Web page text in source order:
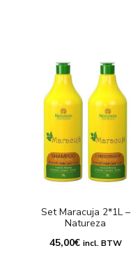
Set Maracuja 2*1L –
Natureza
45,00€ incl. BTW